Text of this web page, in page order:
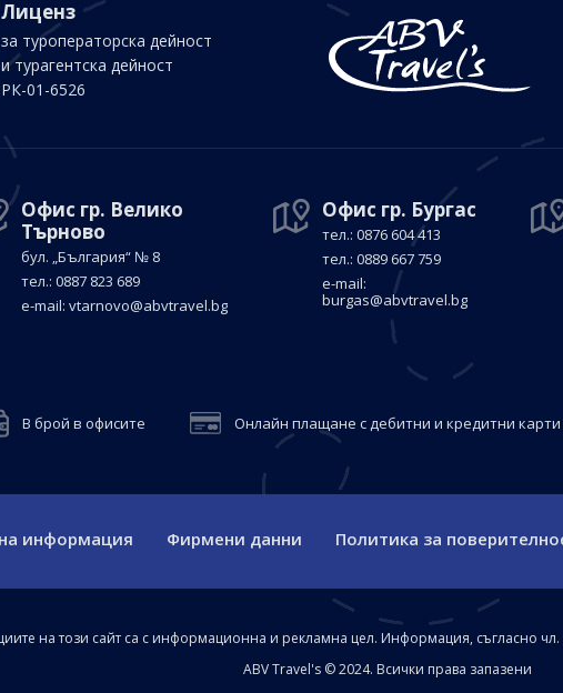
Лиценз
за туроператорска дейност
и турагентска дейност
РК-01-6526
Офис гр. Велико
Търново
бул. „България“ № 8
тел.: 0887 823 689
е-mail: vtarnovo@abvtravel.bg
Офис гр. Бургас
тел.: 0876 604 413
тел.: 0889 667 759
е-mail:
burgas@abvtravel.bg
В брой в офисите Онлайн плащане с дебитни и кредитни карти
информация Фирмени данни Политика за
на този сайт са с информационна и рекламна цел. Информация, съгласно
ABV Travel's © 2024. Всички права запазени